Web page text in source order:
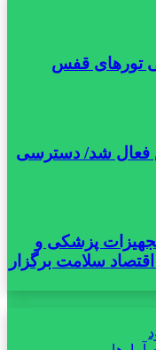
تورهای قفس
فعال شد/ دسترسی
پزشکی و
سلامت برگزار